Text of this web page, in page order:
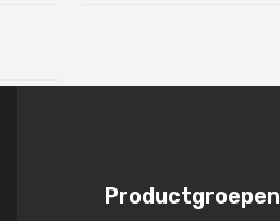
Productgroepen